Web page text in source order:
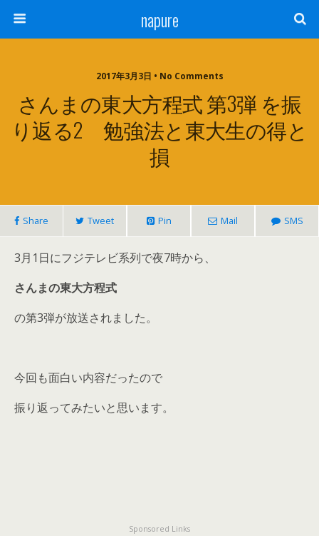
napure
2017年3月3日 • No Comments
さんまの東大方程式 第3弾 を振
り返る2 勉強法と東大生の得と
損
Share Tweet Pin Mail SMS
3月1日にフジテレビ系列で夜7時から、
さんまの東大方程式
の第3弾が放送されました。
今回も面白い内容だったので
振り返ってみたいと思います。
Sponsored Links